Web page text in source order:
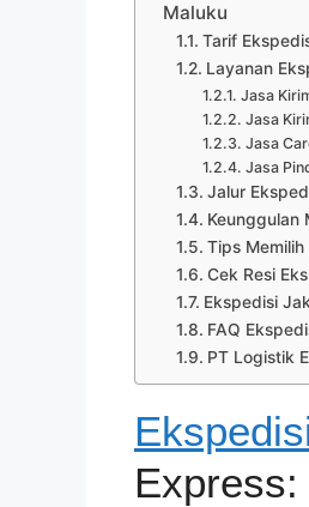
Maluku
Tarif
Layanan
Jasa
Jasa
Jasa
Jasa
Jalur
Keunggulan
Tips
Cek Resi
Ekspedisi
FAQ
PT Logistik
Express: